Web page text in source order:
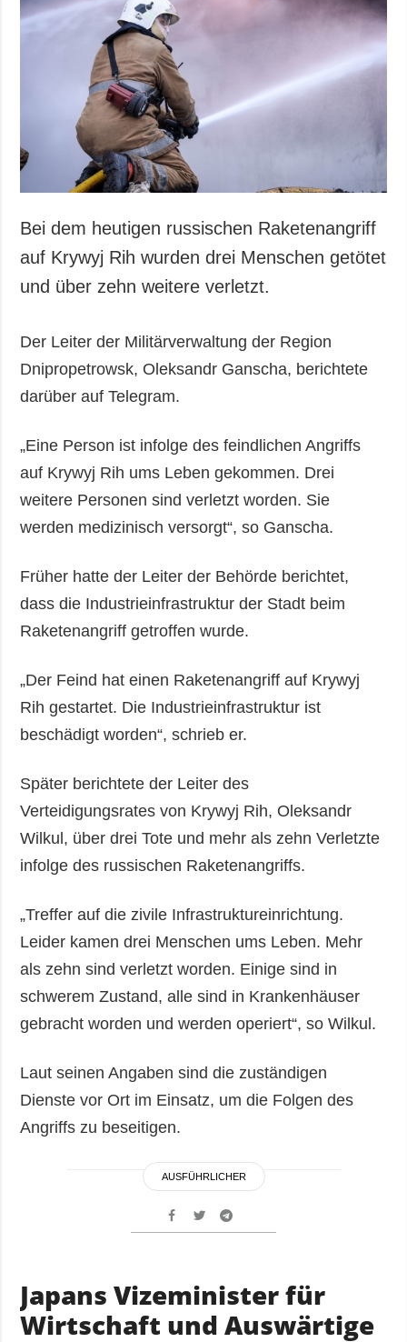
Bei dem heutigen russischen Raketenangriff
auf Krywyj Rih wurden drei Menschen getötet
und über zehn weitere verletzt.
Der Leiter der Militärverwaltung der Region
Dnipropetrowsk, Oleksandr Ganscha, berichtete
darüber auf Telegram.
„Eine Person ist infolge des feindlichen Angriffs
auf Krywyj Rih ums Leben gekommen. Drei
weitere Personen sind verletzt worden. Sie
werden medizinisch versorgt“, so Ganscha.
Früher hatte der Leiter der Behörde berichtet,
dass die Industrieinfrastruktur der Stadt beim
Raketenangriff getroffen wurde.
„Der Feind hat einen Raketenangriff auf Krywyj
Rih gestartet. Die Industrieinfrastruktur ist
beschädigt worden“, schrieb er.
Später berichtete der Leiter des
Verteidigungsrates von Krywyj Rih, Oleksandr
Wilkul, über drei Tote und mehr als zehn Verletzte
infolge des russischen Raketenangriffs.
„Treffer auf die zivile Infrastruktureinrichtung.
Leider kamen drei Menschen ums Leben. Mehr
als zehn sind verletzt worden. Einige sind in
schwerem Zustand, alle sind in Krankenhäuser
gebracht worden und werden operiert“, so Wilkul.
Laut seinen Angaben sind die zuständigen
Dienste vor Ort im Einsatz, um die Folgen des
Angriffs zu beseitigen.
AUSFÜHRLICHER
Japans Vizeminister für
Wirtschaft und Auswärtige